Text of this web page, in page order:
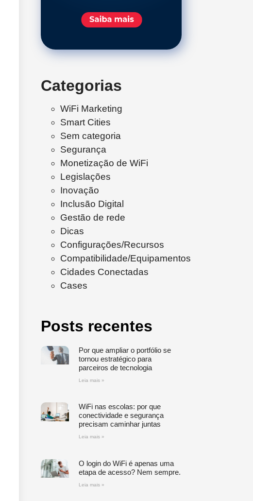
Categorias
WiFi Marketing
Smart Cities
Sem categoria
Segurança
Monetização de WiFi
Legislações
Inovação
Inclusão Digital
Gestão de rede
Dicas
Configurações/Recursos
Compatibilidade/Equipamentos
Cidades Conectadas
Cases
Posts recentes
Por que ampliar o portfólio se
tornou estratégico para
parceiros de tecnologia
Leia mais »
WiFi nas escolas: por que
conectividade e segurança
precisam caminhar juntas
Leia mais »
O login do WiFi é apenas uma
etapa de acesso? Nem sempre.
Leia mais »